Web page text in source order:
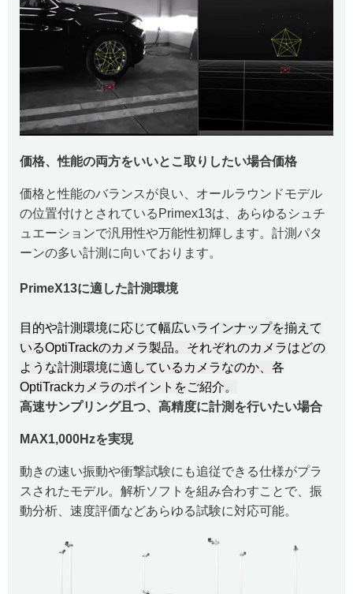
価格、性能の両方をいいとこ取りしたい場合価格
価格と性能のバランスが良い、オールラウンドモデル
の位置付けとされているPrimex13は、あらゆるシュチ
ュエーションで汎用性や万能性初輝します。計測パタ
ーンの多い計測に向いております。
PrimeX13に適した計測環境
目的や計測環境に応じて幅広いラインナップを揃えて
いるOptiTrackのカメラ製品。 それぞれのカメラはどの
ような計測環境に適しているカメラなのか、各
OptiTrackカメラのポイントをご紹介。
高速サンプリング且つ、高精度に計測を行いたい場合
MAX1,000Hzを実現
動きの速い振動や衝撃試験にも追従できる仕様がプラ
スされたモデル。解析ソフトを組み合わすことで、振
動分析、速度評価などあらゆる試験に対応可能。